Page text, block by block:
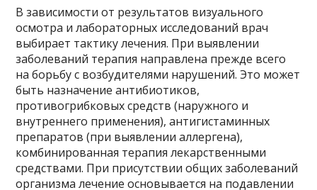
В зависимости от результатов визуального
осмотра и лабораторных исследований врач
выбирает тактику лечения. При выявлении
заболеваний терапия направлена прежде всего
на борьбу с возбудителями нарушений. Это может
быть назначение антибиотиков,
противогрибковых средств (наружного и
внутреннего применения), антигистаминных
препаратов (при выявлении аллергена),
комбинированная терапия лекарственными
средствами. При присутствии общих заболеваний
организма лечение основывается на подавлении